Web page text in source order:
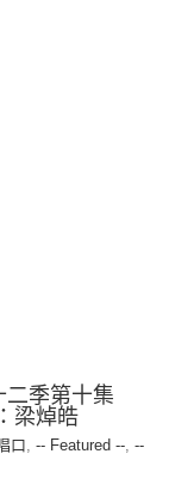
二季第十集
梁焯皓
口, -- Featured --, --